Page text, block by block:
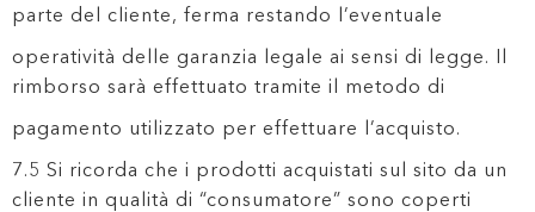
parte del cliente, ferma restando l’eventuale
operatività delle garanzia legale ai sensi di legge. Il
rimborso sarà effettuato tramite il metodo di
pagamento utilizzato per effettuare l’acquisto.
7.5 Si ricorda che i prodotti acquistati sul sito da un
cliente in qualità di “consumatore” sono coperti